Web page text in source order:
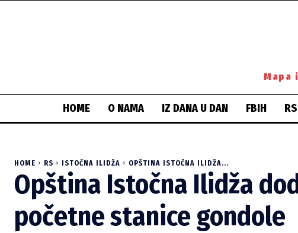
Mapa
HOME O NAMA IZ DANA U DAN FBIH RS
HOME RS ISTOČNA ILIDŽA OPŠTINA ISTOČNA ILIDŽA...
Opština Istočna Ilidža
početne stanice gondole